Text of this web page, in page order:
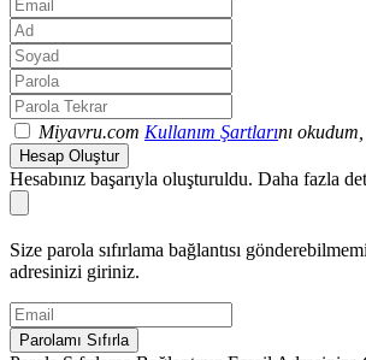
Miyavru.com Kullanım Şartlarını
Hesap Oluştur
Hesabınız başarıyla oluşturuldu. Daha fazla
Size parola sıfırlama bağlantısı
adresinizi giriniz.
Parolamı Sıfırla